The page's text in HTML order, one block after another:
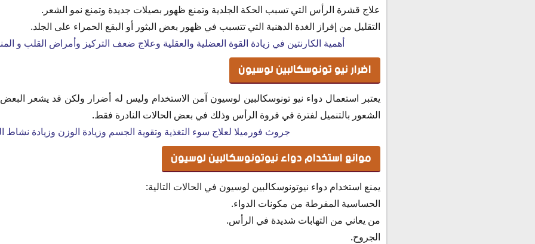
علاج قشرة الرأس التي تسبب الحكة الجلدية وتمنع ظهور بصيلات جديدة وتمنع نمو الشعر.
التقليل من إفراز الغدة الدهنية التي تتسبب في ظهور بعض البثور أو البقع الحمراء على الجلد.
أهمية الكارنتين في زيادة القوة العضلية والعقلية وعلاج ضعف التركيز وأمراض القلب و
اضرار نيو تونوسكالبين لوسيون
يعتبر استعمال دواء نيو تونوسكالبين لوسيون آمن الاستخدام وليس له أضرار ولكن قد يشعر
الشعور بالتنميل لفترة في فروة الرأس وذلك في بعض الحالات النادرة فقط.
جروث فورميلا لعلاج سوء التغذية وتقوية الجسم وزيادة الوزن وزيادة نشاط
موانع استخدام دواء نيوتونوسكالبين لوسيون
يمنع استخدام دواء نيوتونوسكالبين لوسيون في الحالات التالية:
الحساسية المفرطة من مكونات الدواء.
من يعاني من التهابات شديدة في الرأس.
الجروح.